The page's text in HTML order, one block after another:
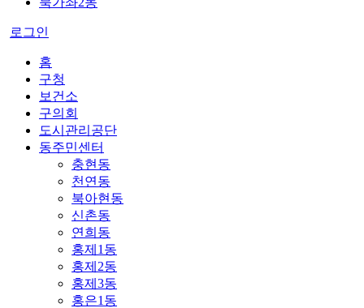
로그인
홈
구청
보건소
구의회
도시관리공단
동주민센터
충현동
천연동
북아현동
신촌동
연희동
홍제1동
홍제2동
홍제3동
홍은1동